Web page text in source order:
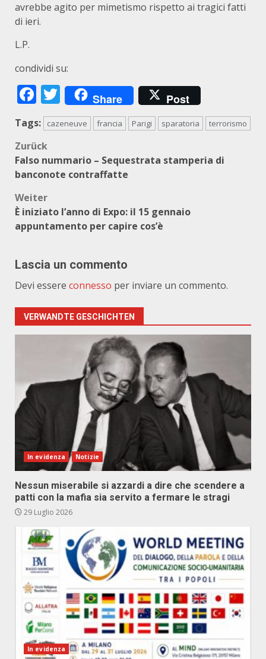
avrebbe agito per mimetismo rispetto ai tragici fatti
di ieri.
L.P.
condividi su:
Facebook
Twitter
Share Post
Tags: cazeneuve francia Parigi sparatoria terrorismo
Beitragsnavigation
Zurück
Falso nummario – Sequestrata stamperia di
banconote contraffatte
Weiter
È iniziato l’anno di Expo: il 15 gennaio
appuntamento per capire cos’è
Lascia un commento
Devi essere connesso per inviare un commento.
VERWANDTE GESCHICHTEN
In evidenza Notizie
Nessun miserabile si azzardi a dire che scendere a
patti con la mafia sia servito a fermare le stragi
29 Luglio 2026
In evidenza